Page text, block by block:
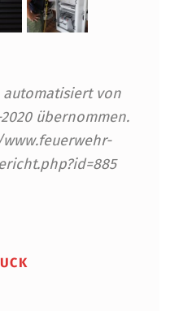
automatisiert von
übernommen.